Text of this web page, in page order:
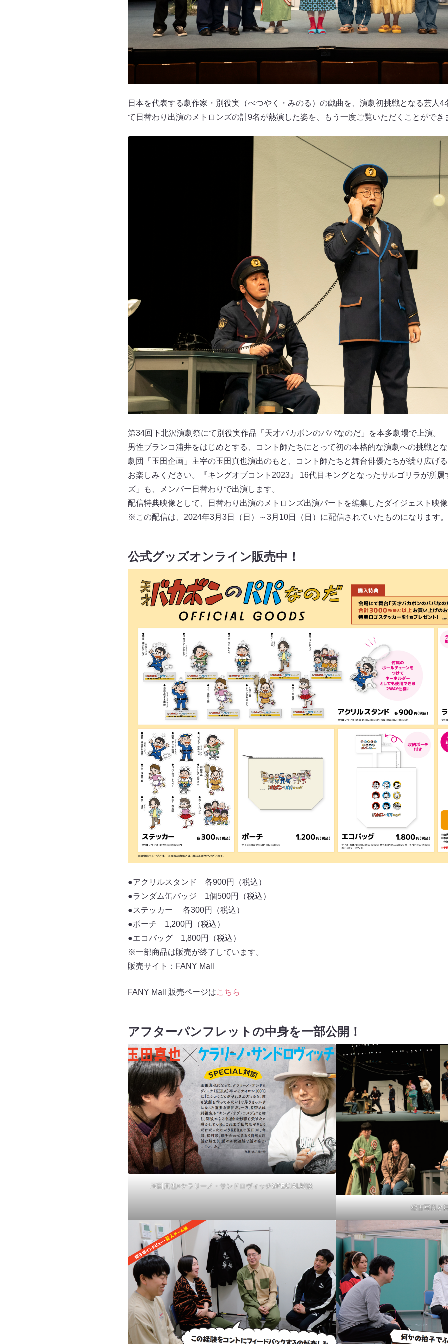
日本を代表する劇作家・別役実（べつやく・みのる）の戯曲を、演劇初挑戦となる芸人
て日替わり出演のメトロンズの計9名が熱演した姿を、もう一度ご覧いただくことができ
第34回下北沢演劇祭にて別役実作品「天才バカボンのパパなのだ」を本多劇場で上演。
男性ブランコ浦井をはじめとする、コント師たちにとって初の本格的な演劇への挑戦と
劇団「玉田企画」主宰の玉田真也演出のもと、コント師たちと舞台俳優たちが繰り広げ
お楽しみください。『キングオブコント2023』 16代目キングとなったサルゴリラが所
ズ」も、メンバー日替わりで出演します。
配信特典映像として、日替わり出演のメトロンズ出演パートを編集したダイジェスト映
※この配信は、2024年3月3日（日）～3月10日（日）に配信されていたものになります。
公式グッズオンライン販売中！
●アクリルスタンド 各900円（税込）
●ランダム缶バッジ 1個500円（税込）
●ステッカー 各300円（税込）
●ポーチ 1,200円（税込）
●エコバッグ 1,800円（税込）
※一部商品は販売が終了しています。
販売サイト：FANY Mall
FANY Mall 販売ページはこちら
アフターパンフレットの中身を一部公開！
玉田真也×ケラリーノ・サンドロヴィッチSPECIAL対談
稽古写真と